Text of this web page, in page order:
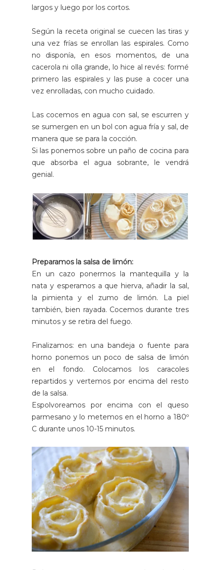
largos y luego por los cortos.
Según la receta original se cuecen las tiras y
una vez frías se enrollan las espirales. Como
no disponía, en esos momentos, de una
cacerola ni olla grande, lo hice al revés: formé
primero las espirales y las puse a cocer una
vez enrolladas, con mucho cuidado.
Las cocemos en agua con sal, se escurren y
se sumergen en un bol con agua fría y sal, de
manera que se para la cocción.
Si las ponemos sobre un paño de cocina para
que absorba el agua sobrante, le vendrá
genial.
Preparamos la salsa de limón:
En un cazo ponermos la mantequilla y la
nata y esperamos a que hierva, añadir la sal,
la pimienta y el zumo de limón. La piel
también, bien rayada. Cocemos durante tres
minutos y se retira del fuego.
Finalizamos: en una bandeja o fuente para
horno ponemos un poco de salsa de limón
en el fondo. Colocamos los caracoles
repartidos y vertemos por encima del resto
de la salsa.
Espolvoreamos por encima con el queso
parmesano y lo metemos en el horno a 180º
C durante unos 10-15 minutos.